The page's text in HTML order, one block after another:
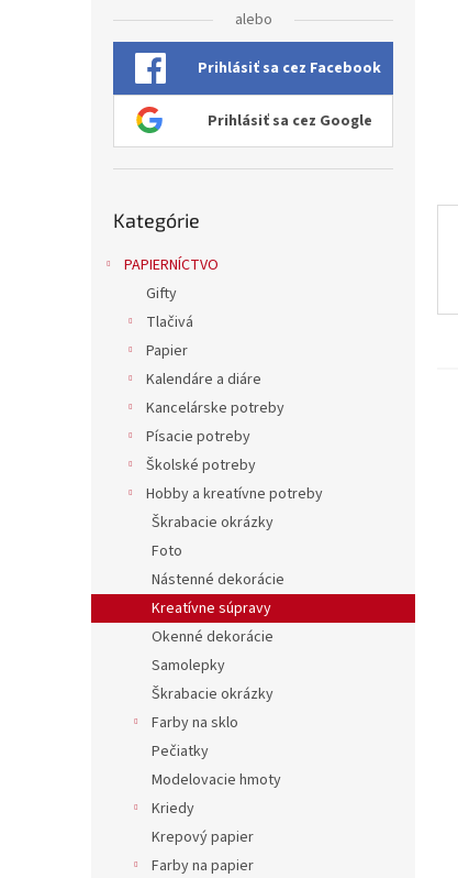
alebo
Prihlásiť sa cez Facebook
Prihlásiť sa cez Google
kategórie
Kategórie
PAPIERNÍCTVO
Gifty
Tlačivá
Papier
Kalendáre a diáre
Kancelárske potreby
Písacie potreby
Školské potreby
Hobby a kreatívne potreby
Škrabacie okrázky
Foto
Nástenné dekorácie
Kreatívne súpravy
Okenné dekorácie
Samolepky
Škrabacie okrázky
Farby na sklo
Pečiatky
Modelovacie hmoty
Kriedy
Krepový papier
Farby na papier